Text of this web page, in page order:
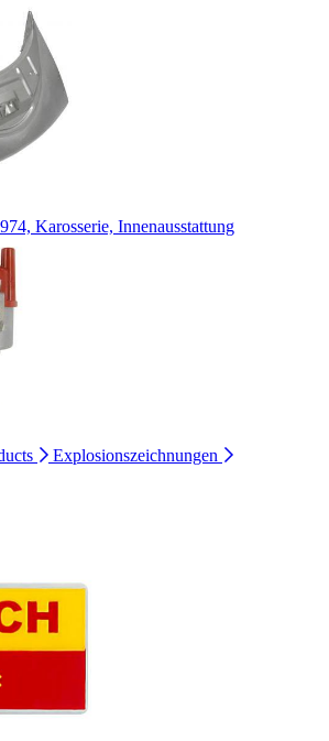
Karosserie, Innenausstattung
Explosionszeichnungen